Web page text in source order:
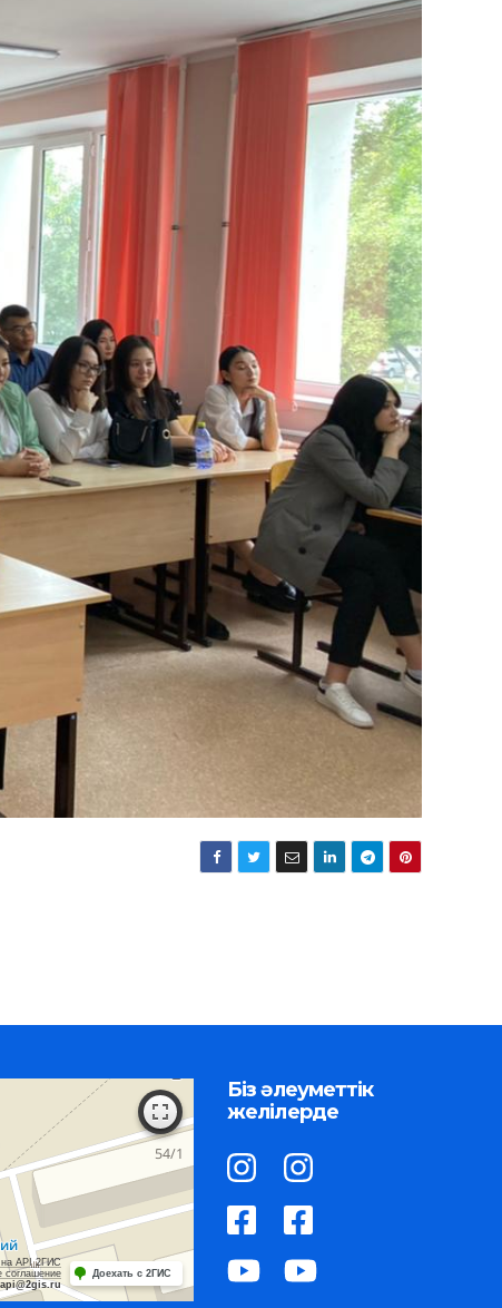
на API 2ГИС
соглашение
Доехать с 2ГИС
Біз әлеуметтік
желілерде